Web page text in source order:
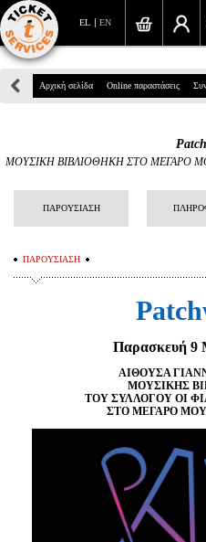
EN
EL
Πανεπιστημίου
Αναζήτηση
Σύνδεση/
Αναζήτηση
Προσωπικά
Πληροφορίες
Είσοδος
Αρχική σελίδα Online παραστάσεις
ΜΟΥΣΙΚΗ ΒΙΒΛΙΟΘΗΚΗ ΣΤΟ ΜΕΓΑΡΟ
ΠΑΡΟΥΣΙΑΣΗ
ΠΑΡΟΥΣΙΑΣΗ
Παρασκευή 9
ΑΙΘΟΥΣΑ
ΜΟΥΣΙΚΗΣ
ΤΟΥ ΣΥΛΛΟΓΟΥ ΟΙ
ΣΤΟ ΜΕΓΑΡΟ